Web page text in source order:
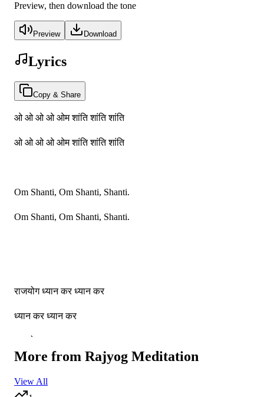
Preview, then download the tone
Preview Download
Lyrics
Copy & Share
ओ ओ ओ ओ ओम शांति शांति शांति
ओ ओ ओ ओ ओम शांति शांति शांति
Om Shanti, Om Shanti, Shanti.
Om Shanti, Om Shanti, Shanti.
राजयोग ध्यान कर ध्यान कर
ध्यान कर ध्यान कर
परमपिता का ध्यान कर ध्यान कर ध्यान कर
More from Rajyog Meditation
View All